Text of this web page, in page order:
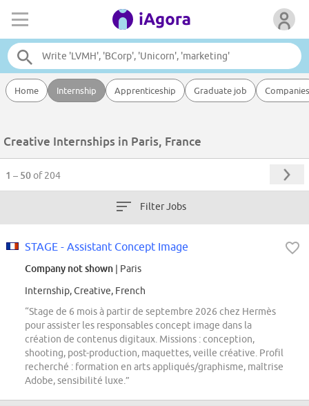
Home Internship Apprenticeship Graduate job Companies
Creative Internships in Paris, France
1 – 50of 204
Filter Jobs
STAGE - Assistant Concept Image
Company not shown | Paris
Internship, Creative, French
“Stage de 6 mois à partir de septembre 2026 chez Hermès
pour assister les responsables concept image dans la
création de contenus digitaux. Missions : conception,
shooting, post-production, maquettes, veille créative. Profil
recherché : formation en arts appliqués/graphisme, maîtrise
Adobe, sensibilité luxe.”